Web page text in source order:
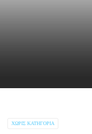
ΧΩΡΊΣ ΚΑΤΗΓΟΡΊΑ